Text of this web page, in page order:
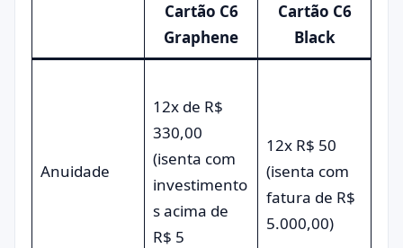
Cartão C6
Graphene
Cartão C6
Black
Anuidade
12x de R$
330,00
(isenta com
investimento
s acima de
R$ 5
12x R$ 50
(isenta com
fatura de R$
5.000,00)